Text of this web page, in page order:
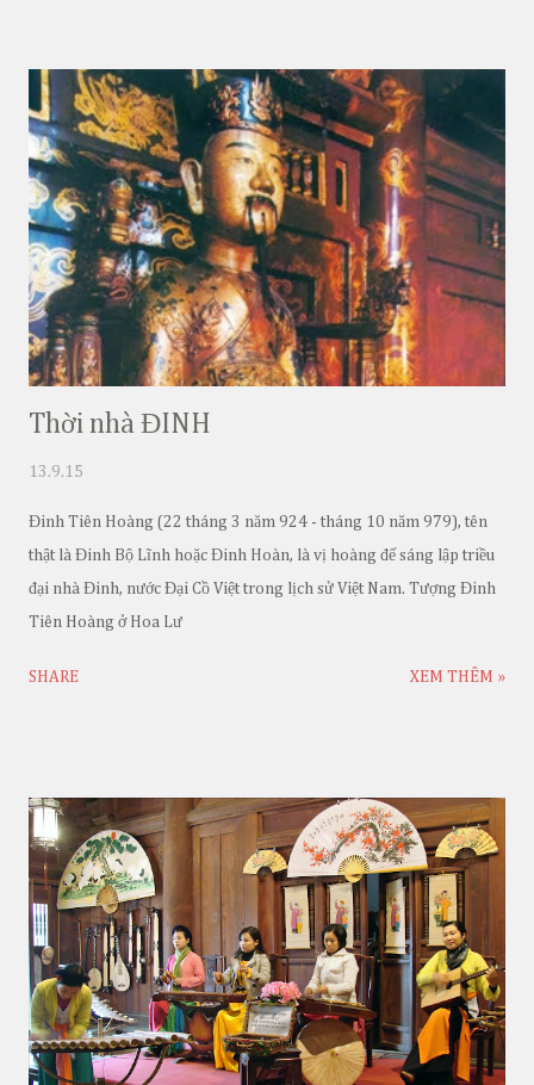
Thời nhà ĐINH
13.9.15
Đinh Tiên Hoàng (22 tháng 3 năm 924 - tháng 10 năm 979), tên
thật là Đinh Bộ Lĩnh hoặc Đinh Hoàn, là vị hoàng đế sáng lập triều
đại nhà Đinh, nước Đại Cồ Việt trong lịch sử Việt Nam. Tượng Đinh
Tiên Hoàng ở Hoa Lư
SHARE XEM THÊM »